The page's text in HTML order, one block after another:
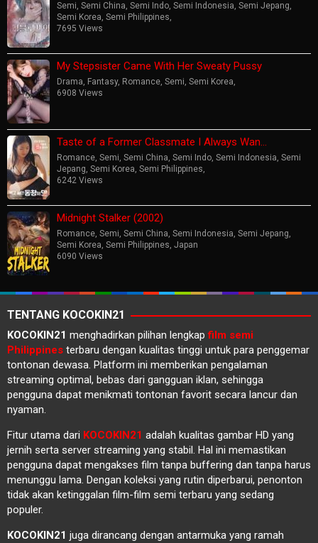
Semi, Semi China, Semi Indo, Semi Indonesia, Semi Jepang,
Semi Korea, Semi Philippines,
7695 Views
My Stepsister Came With Her Sweaty Pussy
Drama, Fantasy, Romance, Semi, Semi Korea,
6908 Views
Taste of a Former Classmate I Always Wan…
Romance, Semi, Semi China, Semi Indo, Semi Indonesia, Semi
Jepang, Semi Korea, Semi Philippines,
6242 Views
Midnight Stalker (2002)
Romance, Semi, Semi China, Semi Indonesia, Semi Jepang,
Semi Korea, Semi Philippines, Japan
6090 Views
TENTANG KOCOKIN21
KOCOKIN21 menghadirkan pilihan lengkapfilm semi
Philippines terbaru dengan kualitas tinggi untuk para penggemar
tontonan dewasa. Platform ini memberikan pengalaman
streaming optimal, bebas dari gangguan iklan, sehingga
pengguna dapat menikmati tontonan favorit secara lancur dan
nyaman.
Fitur utama dari KOCOKIN21 adalah kualitas gambar HD yang
jernih serta server streaming yang stabil. Hal ini memastikan
pengguna dapat mengakses film tanpa buffering dan tanpa harus
menunggu lama. Dengan koleksi yang rutin diperbarui, penonton
tidak akan ketinggalan film-film semi terbaru yang sedang
populer.
KOCOKIN21 juga dirancang dengan antarmuka yang ramah